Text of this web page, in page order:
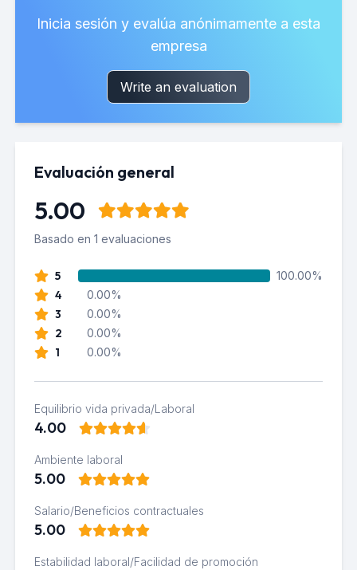
Inicia sesión y evalúa anónimamente a esta
empresa
Write an evaluation
Evaluación general
5.00
Basado en 1 evaluaciones
5 100.00%
4 0.00%
3 0.00%
2 0.00%
1 0.00%
Equilibrio vida privada/Laboral
4.00
Ambiente laboral
5.00
Salario/Beneficios contractuales
5.00
Estabilidad laboral/Facilidad de promoción